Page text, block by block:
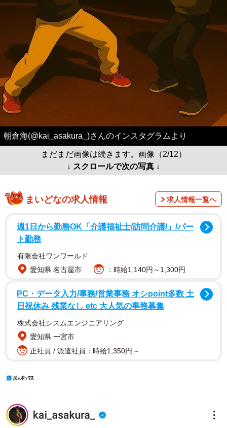
朝倉海(@kai_asakura_)さんのインスタグラムより
まだまだ画像は続きます。画像（2/12）
↓ スクロールで次の写真 ↓
まいどなの求人情報 求人情報一覧へ
週1日から勤務OK「介護福祉士/訪問介護/」/パー
ト勤務
有限会社ワンワールド
愛知県 名古屋市
：時給1,140円～1,300円
PC・データ入力/事務/営業事務 オシpoint多数 土
日祝休み 残業なし etc 大人気の事務募集
株式会社シスムエンジニアリング
愛知県 一宮市
正社員 / 派遣社員：時給1,350円～